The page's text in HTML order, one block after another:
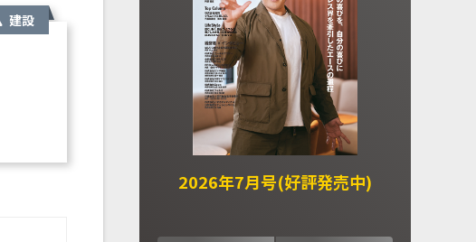
建設
2026年7月号(好評発売中)